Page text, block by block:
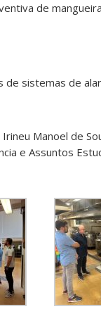
de
de sistemas de
Manoel de
e Assuntos